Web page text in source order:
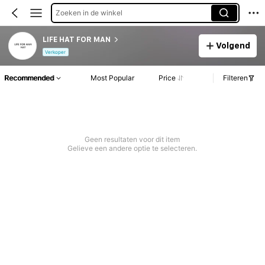
Zoeken in de winkel
LIFE HAT FOR MAN
Verkoper
Volgend
Recommended Most Popular Price Filteren
Geen resultaten voor dit item
Gelieve een andere optie te selecteren.